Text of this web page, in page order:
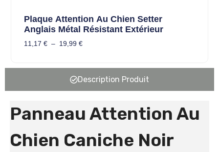
Plaque Attention Au Chien Setter
Anglais Métal Résistant Extérieur
11,17 € – 19,99 €
Description Produit
Panneau Attention Au
Chien Caniche Noir